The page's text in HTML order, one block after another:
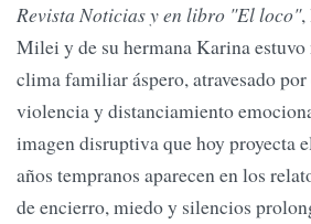
Revista Noticias y en libro "El loco",
Milei y de su hermana Karina estuvo
clima familiar áspero, atravesado
violencia y distanciamiento
imagen disruptiva que hoy proyecta
años tempranos aparecen en los
de encierro, miedo y silencios